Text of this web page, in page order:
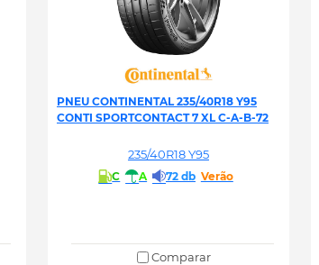
PNEU CONTINENTAL 235/40R18 Y95
CONTI SPORTCONTACT 7 XL C-A-B-72
235/40R18 Y95
C A 72 db Verão
Comparar